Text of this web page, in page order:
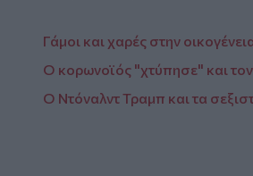
Γάμοι και χαρές στην
Ο κορωνοϊός "χτύπησε" και τον
Ο Ντόναλντ Τραμπ και τα